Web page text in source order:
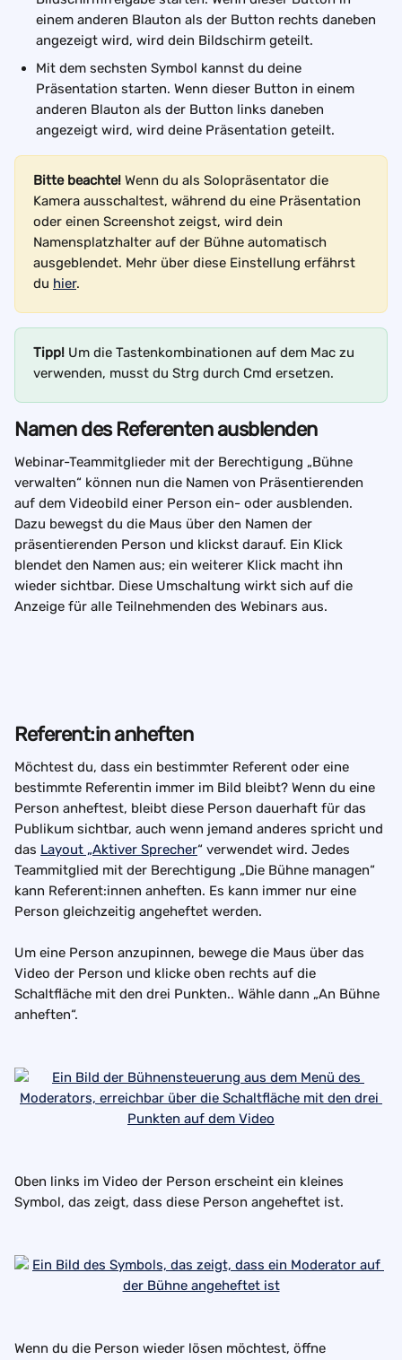
einem anderen Blauton als der Button rechts daneben
angezeigt wird, wird dein Bildschirm geteilt.
Mit dem sechsten Symbol kannst du deine
Präsentation starten. Wenn dieser Button in einem
anderen Blauton als der Button links daneben
angezeigt wird, wird deine Präsentation geteilt.
Bitte beachte! Wenn du als Solopräsentator die
Kamera ausschaltest, während du eine Präsentation
oder einen Screenshot zeigst, wird dein
Namensplatzhalter auf der Bühne automatisch
ausgeblendet. Mehr über diese Einstellung erfährst
du hier.
Tipp! Um die Tastenkombinationen auf dem Mac zu
verwenden, musst du Strg durch Cmd ersetzen.
Namen des Referenten ausblenden
Webinar-Teammitglieder mit der Berechtigung „Bühne
verwalten“ können nun die Namen von Präsentierenden
auf dem Videobild einer Person ein- oder ausblenden.
Dazu bewegst du die Maus über den Namen der
präsentierenden Person und klickst darauf. Ein Klick
blendet den Namen aus; ein weiterer Klick macht ihn
wieder sichtbar. Diese Umschaltung wirkt sich auf die
Anzeige für alle Teilnehmenden des Webinars aus.
Referent:in anheften
Möchtest du, dass ein bestimmter Referent oder eine
bestimmte Referentin immer im Bild bleibt? Wenn du eine
Person anheftest, bleibt diese Person dauerhaft für das
Publikum sichtbar, auch wenn jemand anderes spricht und
das Layout „Aktiver Sprecher“ verwendet wird. Jedes
Teammitglied mit der Berechtigung „Die Bühne managen“
kann Referent:innen anheften. Es kann immer nur eine
Person gleichzeitig angeheftet werden.
Um eine Person anzupinnen, bewege die Maus über das
Video der Person und klicke oben rechts auf die
Schaltfläche mit den drei Punkten.. Wähle dann „An Bühne
anheften“.
Oben links im Video der Person erscheint ein kleines
Symbol, das zeigt, dass diese Person angeheftet ist.
Wenn du die Person wieder lösen möchtest, öffne